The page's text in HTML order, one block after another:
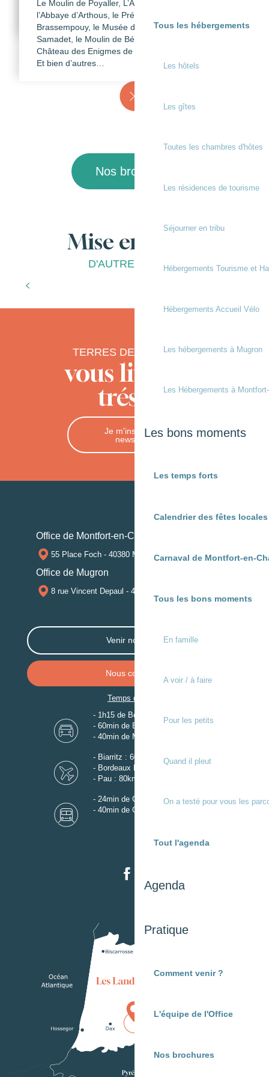
Tous les hébergements
Les hôtels
Les gîtes
Toutes les chambres d'hôtes
Les résidences de tourisme
Séjourner en tribu
Hébergements Tourisme et
Hébergements Accueil Vélo
Les hébergements à Mugron
Les Hébergements à
Les bons moments
Les temps forts
Calendrier des fêtes
Carnaval de Montfort-en-
Tous les bons moments
En famille
A voir / à faire
Pour les petits
Quand il pleut
On a testé pour vous les
Tout l'agenda
Agenda
Pratique
Comment venir ?
L'équipe de l'Office
Nos brochures
Notre documentation
TOURISTIQUE
par exemple un plan de la Voie Verte de Chalosse
et de notre Sentier de l’Adour…
Le Moulin de Poyaller, L’Abbaye de Sorde,
l’Abbaye d’Arthous, le PréhistoSite de
Brassempouy, le Musée de la Faïence de
Samadet, le Moulin de Bénesse les Dax, le
Château des Enigmes de Laas…
Et bien d’autres…
Nos brochures
Mise en avant
D'AUTRES PAGES
Les résidences de tourisme
TERRES DE CHALOSSE
vous livre ses
trésors
Je m'inscris à la
newsletter
Office de Montfort-en-Chalosse
55 Place Foch - 40380 MONTFORT-EN-CHALOSSE
Office de Mugron
8 rue Vincent Depaul - 40250 MUGRON
Venir nous voir
Nous contacter
Temps de trajet
- 1h15 de Bordeaux
- 60min de Biarritz
- 40min de Mont-de-Marsan
- Biarritz : 60km
- Bordeaux Mérignac : 110km
- Pau : 80km
- 24min de Gare de Dax
- 40min de Gare de Mont-de-Marsan